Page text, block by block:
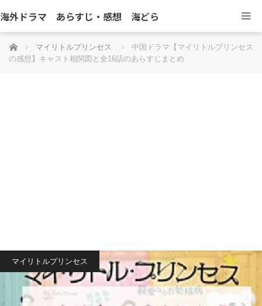
海外ドラマ あらすじ・感想 海どら
ホーム マイリトルプリンセス
中国ドラマ【マイリトルプリンセス
の感想】キャスト相関図と全16話のあらすじまとめ
マイリトルプリンセス